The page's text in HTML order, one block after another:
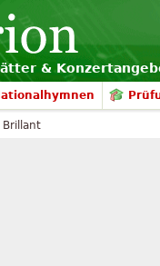
&
Brillant